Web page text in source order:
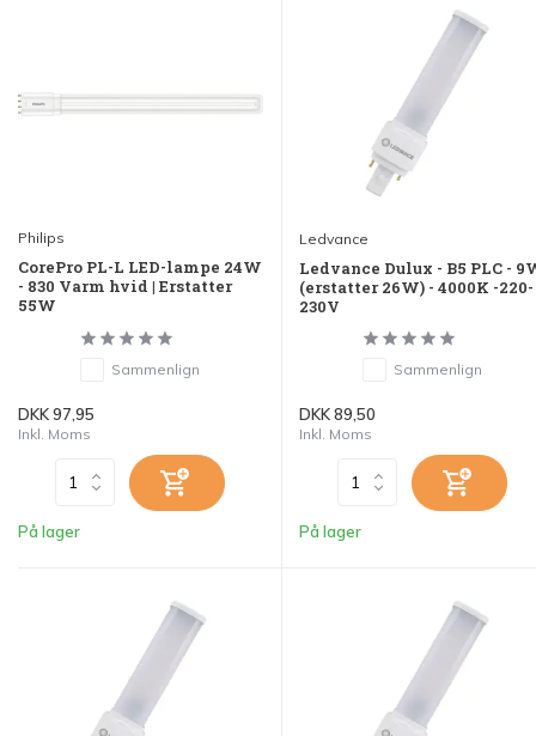
Philips
CorePro PL-L LED-lampe 24W
- 830 Varm hvid | Erstatter
55W
Sammenlign
DKK 97,95
Inkl. Moms
På lager
Ledvance
Ledvance Dulux - B5 PLC -
(erstatter 26W) - 4000K -220-
230V
Sammenlign
DKK 89,50
Inkl. Moms
På lager